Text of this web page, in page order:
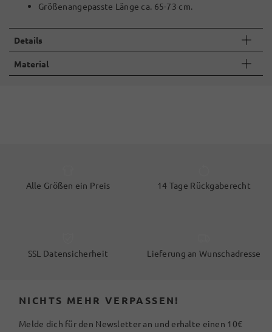
Größenangepasste Länge ca. 65-73 cm.
Details
Material
Alle Größen ein Preis 14 Tage Rückgaberecht
SSL Datensicherheit Lieferung an Wunschadresse
NICHTS MEHR VERPASSEN!
Melde dich für den Newsletter an und erhalte einen 10€